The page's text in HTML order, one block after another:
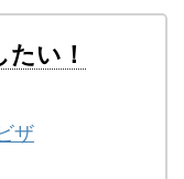
い！
ザ